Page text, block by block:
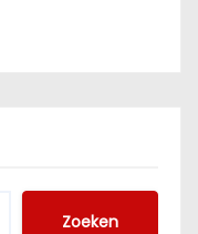
Zoeken